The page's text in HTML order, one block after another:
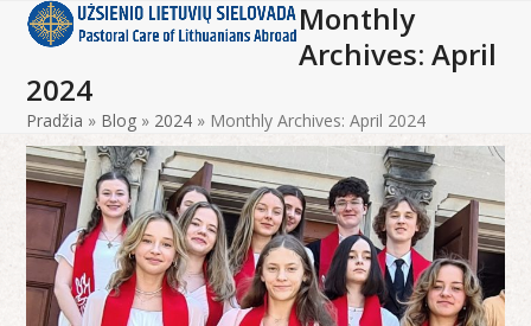
SkipOpen
mobile
menu
Close
mobile
menu
Monthly
Archives: April
2024
Pradžia » Blog » 2024 » Monthly Archives: April 2024